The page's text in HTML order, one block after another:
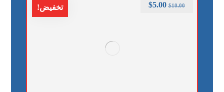
تخفيض! $10.00
$5.00